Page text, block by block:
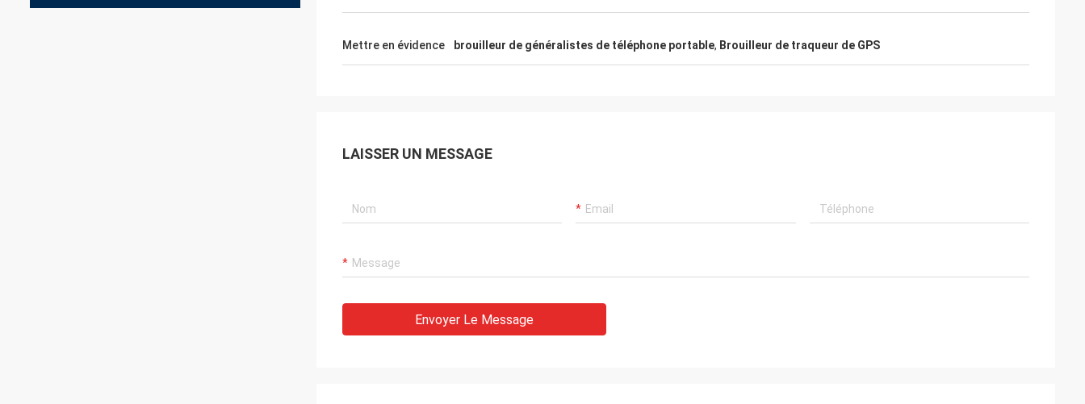
Mettre en évidence brouilleur de généralistes de téléphone portable, Brouilleur de traqueur de GPS
LAISSER UN MESSAGE
Envoyer Le Message